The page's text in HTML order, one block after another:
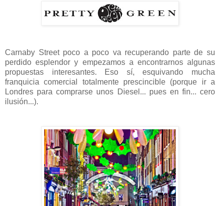
Carnaby Street poco a poco va recuperando parte de su
perdido esplendor y empezamos a encontrarnos algunas
propuestas interesantes. Eso sí, esquivando mucha
franquicia comercial totalmente prescincible (porque ir a
Londres para comprarse unos Diesel... pues en fin... cero
ilusión...).